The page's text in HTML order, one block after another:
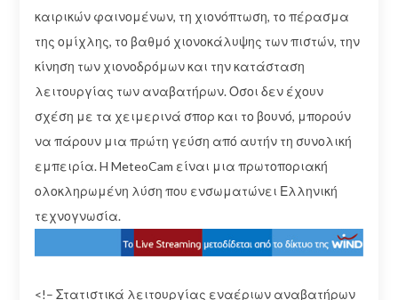
καιρικών φαινομένων, τη χιονόπτωση, το πέρασμα
της ομίχλης, το βαθμό χιονοκάλυψης των πιστών, την
κίνηση των χιονοδρόμων και την κατάσταση
λειτουργίας των αναβατήρων. Οσοι δεν έχουν
σχέση με τα χειμερινά σπορ και το βουνό, μπορούν
να πάρουν μια πρώτη γεύση από αυτήν τη συνολική
εμπειρία. H MeteoCam είναι μια πρωτοποριακή
ολοκληρωμένη λύση που ενσωματώνει Ελληνική
τεχνογνωσία.
<!– Στατιστικά λειτουργίας εναέριων αναβατήρων